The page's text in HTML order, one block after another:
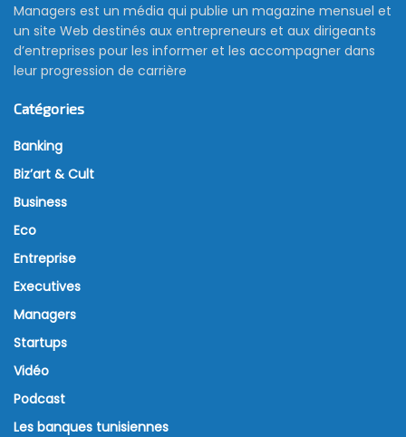
Managers est un média qui publie un magazine mensuel et
un site Web destinés aux entrepreneurs et aux dirigeants
d’entreprises pour les informer et les accompagner dans
leur progression de carrière
Catégories
Banking
Biz’art & Cult
Business
Eco
Entreprise
Executives
Managers
Startups
Vidéo
Podcast
Les banques tunisiennes